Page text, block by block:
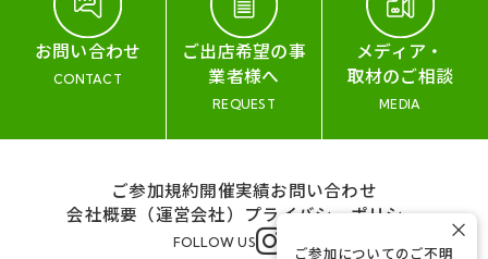
お問い合わせ
CONTACT
ご出店希望の事
業者様へ
REQUEST
メディア・
取材のご相談
MEDIA
ご参加規約開催実績お問い合わせ
会社概要（運営会社） プライバシーポリシー
FOLLOW US
ご参加についてのご不明
×